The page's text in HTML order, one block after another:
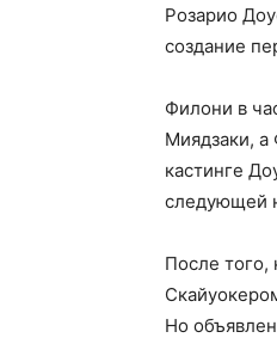
Розарио
создание
Филони в
Миядзаки, а
кастинге
следующей
После того,
Но